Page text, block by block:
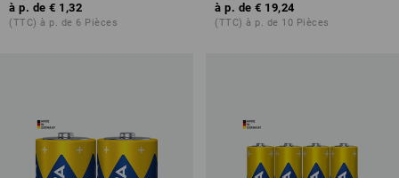
à p. de € 1,32
(TTC) à p. de 6 Pièces
à p. de € 19,24
(TTC) à p. de 10 Pièces